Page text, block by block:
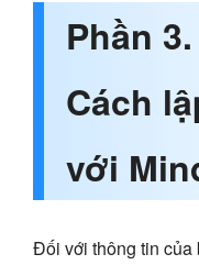
Phần
Cách
với
Đối với thông tin của